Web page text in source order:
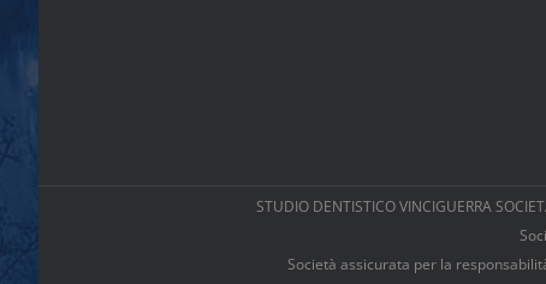
STUDIO DENTISTICO VINCIGUERRA
Società assicurata per la